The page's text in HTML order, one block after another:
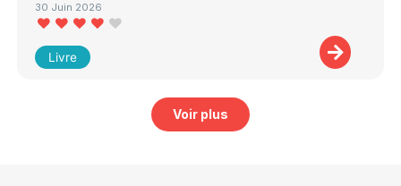
30 Juin 2026
Livre
Voir plus